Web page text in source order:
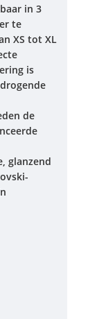
in 3
te
XS tot XL
is
de
glanzend